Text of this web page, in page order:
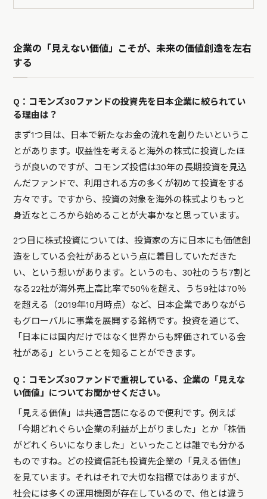
企業の「見えない価値」こそが、未来の価値創造を左右
する
Q：コモンズ30ファンドの投資先を日本企業に絞られてい
る理由は？
まず1つ目は、日本で新たなお金の流れを創りたいというこ
とがあります。収益性を考えると海外の株式に投資したほ
うが良いのですが、コモンズ投信は30年の長期投資を見込
んだファンドで、利用される方の多くが初めて投資をする
方々です。ですから、投資の対象を海外の株式よりもっと
身近なところから始めることが大事かなと思っています。
2つ目に株式投資については、投資家の方に日本にも価値創
造をしている会社があるという点に着目していただきた
い、という想いがあります。というのも、30社のうち7割と
なる22社が海外売上高比率で50％を超え、うち9社は70％
を超える（2019年10月時点）など、日本企業でありながら
もグローバルに事業を展開する銘柄です。投資を通じて、
「日本には国内だけではなく世界からも評価されている会
社がある」ということを知ることができます。
Q：コモンズ30ファンドで重視している、企業の「見えな
い価値」についてお聞かせください。
「見える価値」は共通言語になるので便利です。例えば
「今期どれぐらい企業の利益が上がりました」とか「株価
がどれくらいになりました」といったことは誰でも分かる
ものですね。どの投資信託も投資先企業の「見える価値」
を見ています。それはそれで大切な指標ではありますが、
社会には多くの運用機関が存在しているので、他とは違う